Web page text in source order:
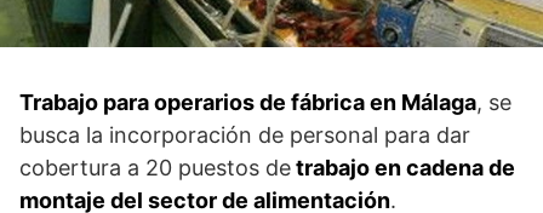
Trabajo para operarios de fábrica en Málaga, se
busca la incorporación de personal para dar
cobertura a 20 puestos detrabajo en cadena de
montaje del sector de alimentación.